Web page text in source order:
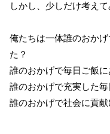
しかし、少しだけ考えて
俺たちは一体誰のおか
た？
誰のおかげで毎日ご飯
誰のおかげで充実した
誰のおかげで社会に貢献